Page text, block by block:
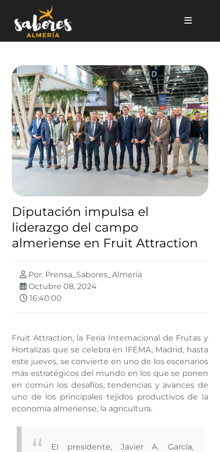
Diputación impulsa el
Diputación impulsa el
liderazgo del campo
almeriense en Fruit Attraction
Por: Prensa_Sabores_Almería
Octubre 08, 2024
16:40:00
Fruit Attraction, la Feria Internacional de Frutas y
Hortalizas que se celebra en IFEMA, Madrid, hasta
este jueves, se convierte en uno de los escenarios
más estratégicos del mundo en los que se ponen
en común los desafíos, tendencias y avances de
uno de los principales tejidos productivos de la
economía almeriense, la agricultura.
El presidente, Javier A. García,